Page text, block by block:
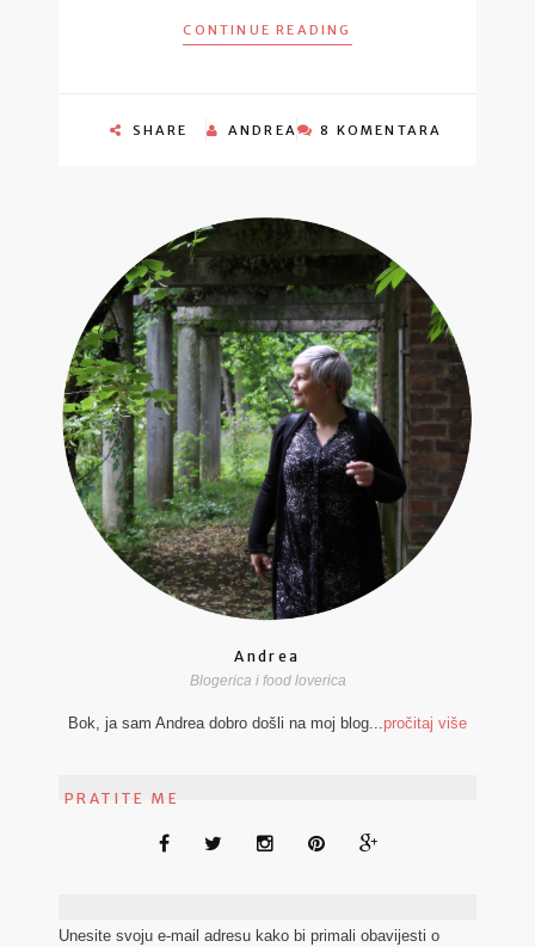
CONTINUE READING
SHARE ANDREA 8 KOMENTARA
Andrea
Blogerica i food loverica
Bok, ja sam Andrea dobro došli na moj blog...pročitaj više
PRATITE ME
Unesite svoju e-mail adresu kako bi primali obavijesti o